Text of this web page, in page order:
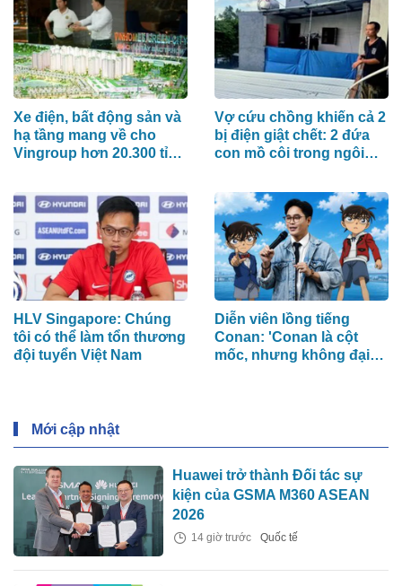
Xe điện, bất động sản và
hạ tầng mang về cho
Vingroup hơn 20.300 tỉ
Vợ cứu chồng khiến cả 2
bị điện giật chết: 2 đứa
con mồ côi trong ngôi
mới
HLV Singapore: Chúng
tôi có thể làm tổn thương
đội tuyển Việt Nam
Diễn viên lồng tiếng
Conan: 'Conan là cột
mốc, nhưng không đại
Mới cập nhật
Huawei trở thành Đối tác sự
kiện của GSMA M360 ASEAN
2026
14 giờ trước Quốc tế